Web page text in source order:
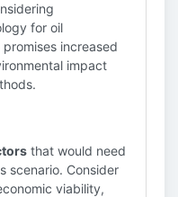
for oil
increased
impact
that would need
scenario. Consider
viability,